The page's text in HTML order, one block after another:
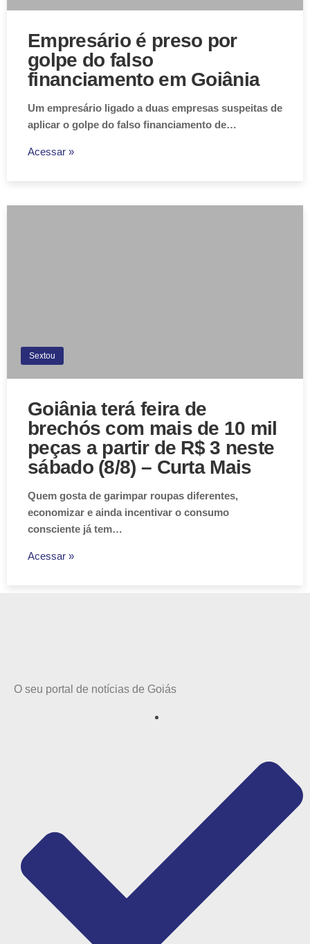
Empresário é preso por
golpe do falso
financiamento em Goiânia
Um empresário ligado a duas empresas suspeitas de
aplicar o golpe do falso financiamento de…
Acessar »
Sextou
Goiânia terá feira de
brechós com mais de 10 mil
peças a partir de R$ 3 neste
sábado (8/8) – Curta Mais
Quem gosta de garimpar roupas diferentes,
economizar e ainda incentivar o consumo
consciente já tem…
Acessar »
O seu portal de notícias de Goiás